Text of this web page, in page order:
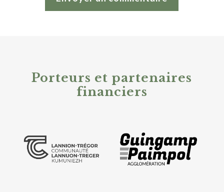
Porteurs et partenaires
financiers